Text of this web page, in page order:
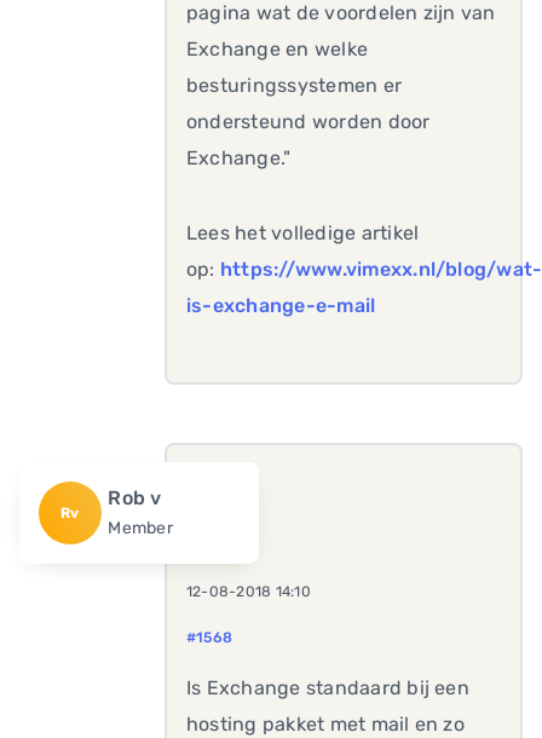
pagina wat de voordelen zijn van
Exchange en welke
besturingssystemen er
ondersteund worden door
Exchange."
Lees het volledige artikel
op: https://www.vimexx.nl/blog/wat-
is-exchange-e-mail
Rv
Rob v
Member
12-08-2018 14:10
#1568
Is Exchange standaard bij een
hosting pakket met mail en zo